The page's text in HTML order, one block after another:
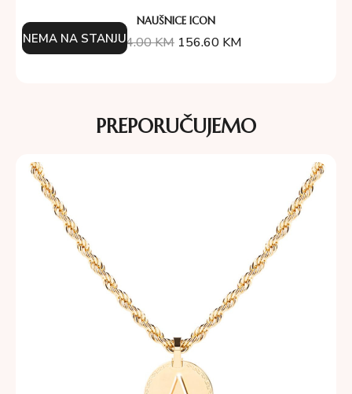
NAUŠNICE ICON
174.00KM 156.60 KM
NEMA NA STANJU
PREPORUČUJEMO